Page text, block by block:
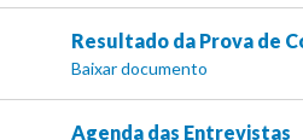
Resultado da Prova de
Baixar documento
Agenda das Entrevistas